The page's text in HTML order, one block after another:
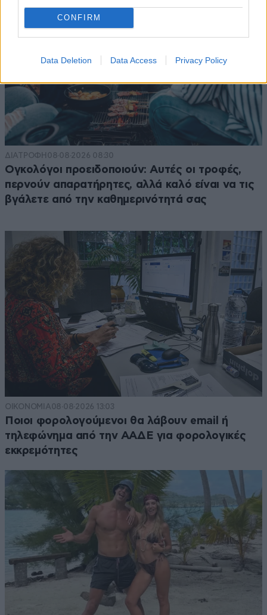
CONFIRM
Data Deletion Data Access Privacy Policy
ΔΙΑΤΡΟΦΗ 08·08·2026 08:30
Ογκολόγοι προειδοποιούν: Αυτές οι τροφές,
περνούν απαρατήρητες, αλλά καλό είναι να τις
βγάλετε από την καθημερινότητά σας
ΟΙΚΟΝΟΜΙΑ08·08·2026 13:03
Ποιοι φορολογούμενοι θα λάβουν email ή
τηλεφώνημα από την ΑΑΔΕ για φορολογικές
εκκρεμότητες